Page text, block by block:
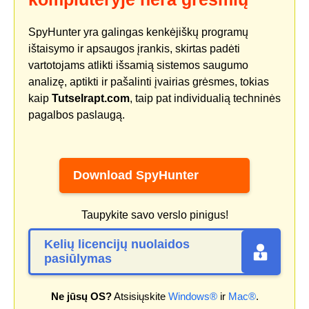
SpyHunter yra galingas kenkėjiškų programų
ištaisymo ir apsaugos įrankis, skirtas padėti
vartotojams atlikti išsamią sistemos saugumo
analizę, aptikti ir pašalinti įvairias grėsmes, tokias
kaip Tutselrapt.com, taip pat individualią techninės
pagalbos paslaugą.
Download SpyHunter
Taupykite savo verslo pinigus!
Kelių licencijų nuolaidos
pasiūlymas
Ne jūsų OS?Atsisiųskite Windows®ir Mac®.